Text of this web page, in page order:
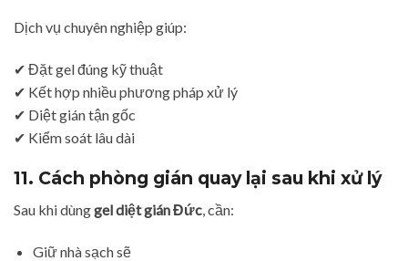
Dịch vụ chuyên nghiệp giúp:
✔ Đặt gel đúng kỹ thuật
✔ Kết hợp nhiều phương pháp xử lý
✔ Diệt gián tận gốc
✔ Kiểm soát lâu dài
11. Cách phòng gián quay lại sau khi xử lý
Sau khi dùnggel diệt gián Đức, cần:
Giữ nhà sạch sẽ